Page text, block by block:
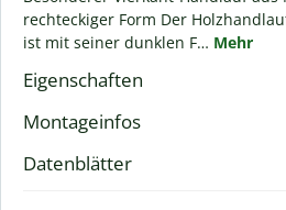
rechteckiger Form Der
ist mit seiner dunklen F… Mehr
Eigenschaften
Montageinfos
Datenblätter